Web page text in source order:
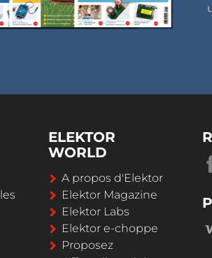
ELEKTOR
WORLD
A propos d'Elektor
Elektor Magazine
Elektor Labs
Elektor e-choppe
Proposez